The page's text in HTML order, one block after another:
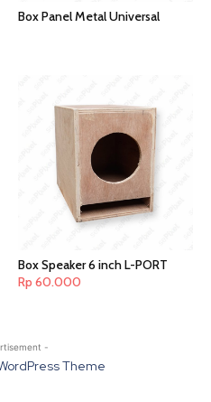
Box Panel Metal Universal
Box Speaker 6 inch L-PORT
Rp 60.000
-